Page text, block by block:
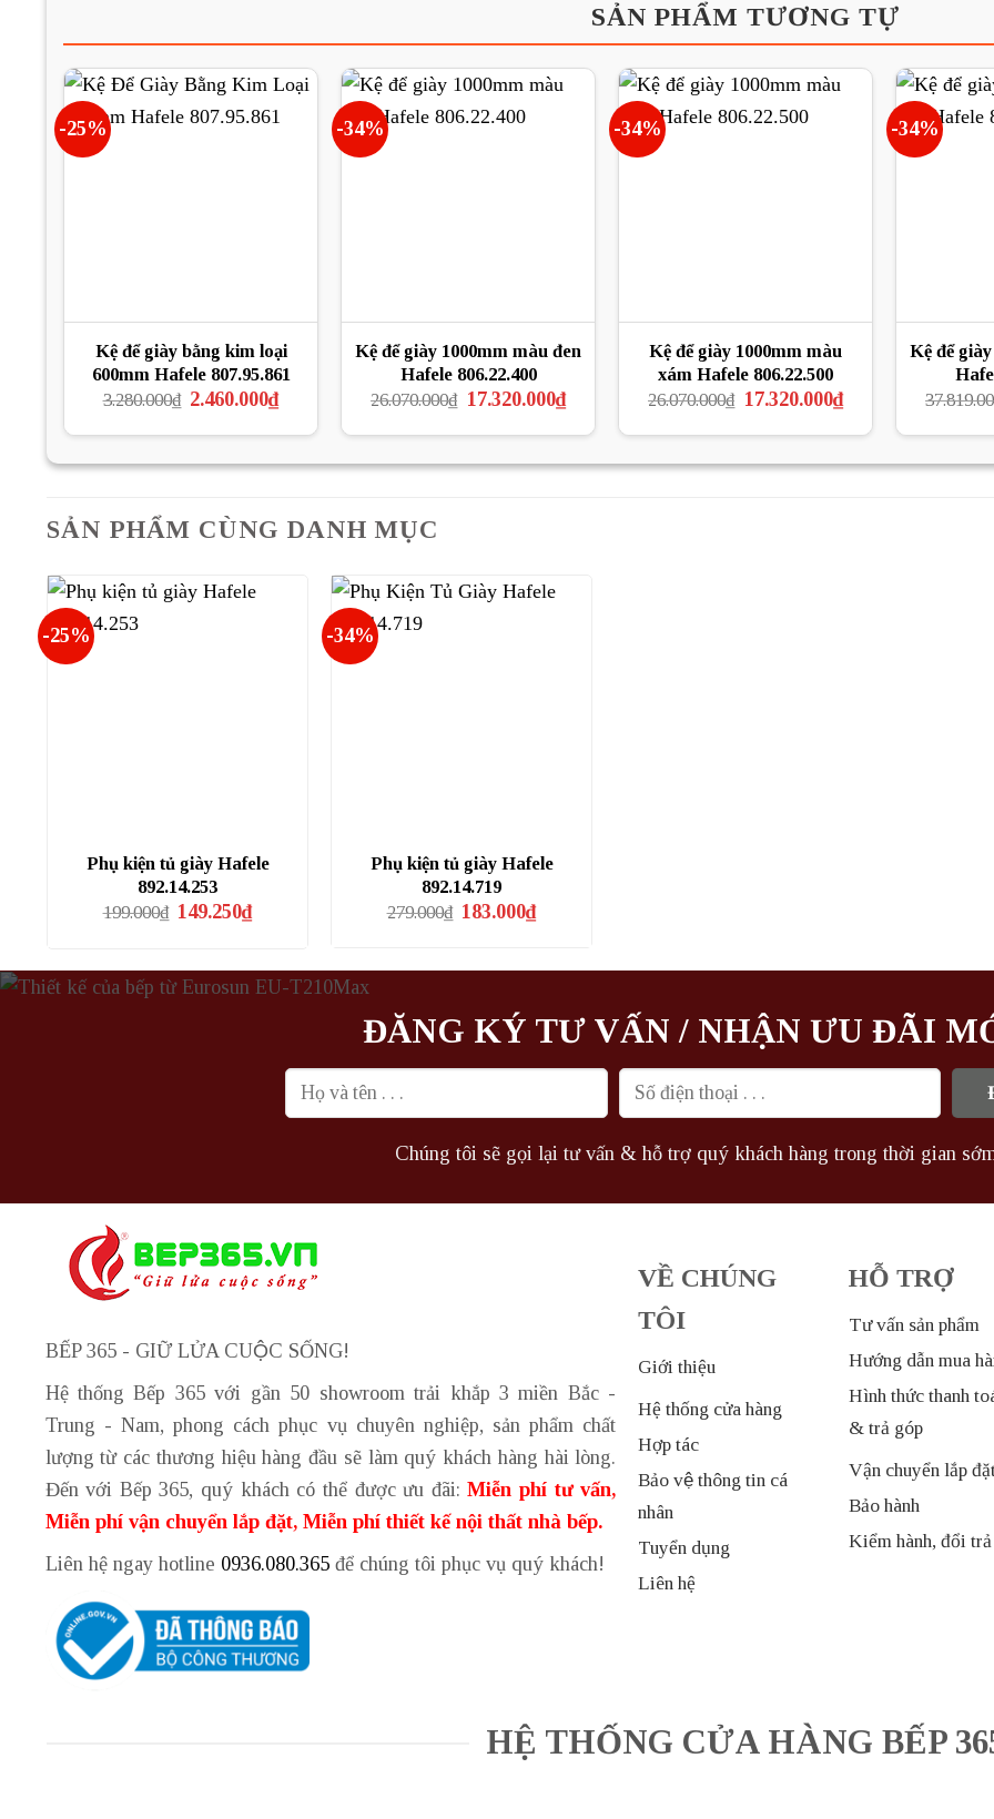
SẢN PHẨM TƯƠNG TỰ
-25%
Kệ để giày bằng kim loại
600mm Hafele 807.95.861
3.280.000₫ Giá
là:
2.460.000₫Giá
hiện
tại
2.460.000₫.
-34%
Kệ để giày 1000mm màu đen
Hafele 806.22.400
26.070.000₫ Giá
là:
17.320.000₫Giá
hiện
tại
17.320.000₫.
-34%
Kệ để giày 1000mm màu
xám Hafele 806.22.500
26.070.000₫ Giá
là:
17.320.000₫Giá
hiện
tại
17.320.000₫.
-34%
Kệ để
SẢN PHẨM CÙNG DANH MỤC
-25%
Phụ kiện tủ giày Hafele
892.14.253
199.000₫ Giá
149.250₫Giá
hiện
149.250₫.
-34%
Phụ kiện tủ giày Hafele
892.14.719
279.000₫ Giá
183.000₫Giá
hiện
ĐĂNG KÝ TƯ VẤN / NHẬN ƯU ĐÃI
Chúng tôi sẽ gọi lại tư vấn & hỗ trợ quý khách hàng trong thời gian
BẾP 365 - GIỮ LỬA CUỘC SỐNG!
Hệ thống Bếp 365 với gần 50 showroom trải khắp 3 miền Bắc -
Trung - Nam, phong cách phục vụ chuyên nghiệp, sản phẩm chất
lượng từ các thương hiệu hàng đầu sẽ làm quý khách hàng hài lòng.
Đến với Bếp 365, quý khách có thể được ưu đãi:Miễn phí tư vấn,
Miễn phí vận chuyển lắp đặt, Miễn phí thiết kế nội thất nhà bếp.
Liên hệ ngay hotline 0936.080.365 để chúng tôi phục vụ quý khách!
VỀ CHÚNG
TÔI
Giới thiệu
Hệ thống cửa hàng
Hợp tác
Bảo vệ thông tin cá
nhân
Tuyển dụng
Liên hệ
HỖ TRỢ
Tư vấn sản phẩm
Hướng dẫn mua
Hình thức thanh
& trả góp
Vận chuyển lắp
Bảo hành
Kiểm hành, đổi trả
HỆ THỐNG CỬA HÀNG BẾP